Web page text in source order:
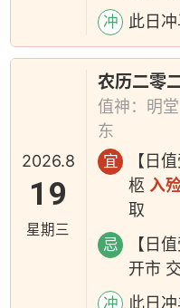
冲 此日
2026.8
19
星期三
农历二零
值神：明堂
东
宜
【日
柩 入
取
忌
【日
开市
冲 此日